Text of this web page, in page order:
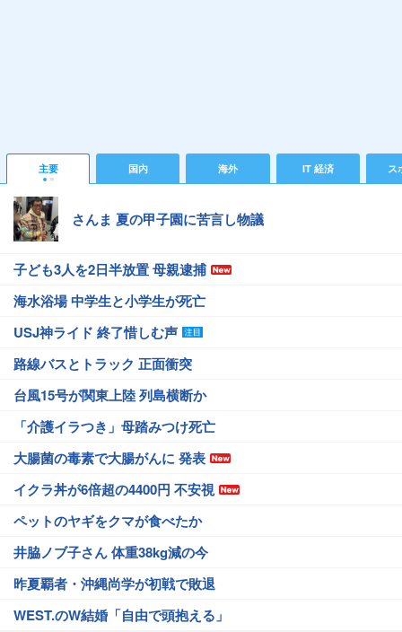
主要 国内 海外 IT 経済 ス
さんま 夏の甲子園に苦言し物議
子ども3人を2日半放置 母親逮捕
海水浴場 中学生と小学生が死亡
USJ神ライド 終了惜しむ声
路線バスとトラック 正面衝突
台風15号が関東上陸 列島横断か
「介護イラつき」母踏みつけ死亡
大腸菌の毒素で大腸がんに 発表
イクラ丼が6倍超の4400円 不安視
ペットのヤギをクマが食べたか
井脇ノブ子さん 体重38kg減の今
昨夏覇者・沖縄尚学が初戦で敗退
WEST.のW結婚「自由で頭抱える」